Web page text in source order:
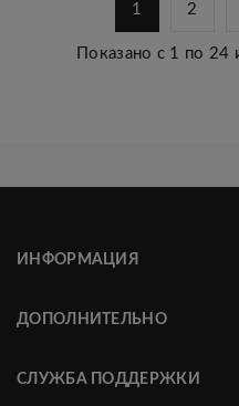
1 2
Показано с 1 по 24
ИНФОРМАЦИЯ
ДОПОЛНИТЕЛЬНО
СЛУЖБА ПОДДЕРЖКИ